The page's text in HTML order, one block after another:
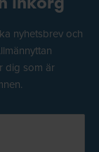
nyhetsbrev och
dig som är